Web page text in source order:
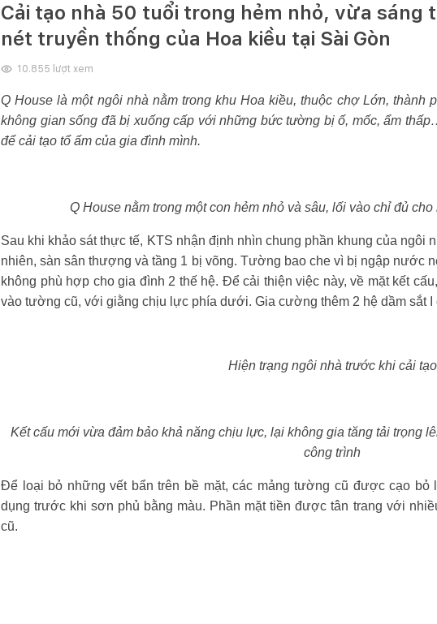
Cải tạo nhà 50 tuổi trong hẻm nhỏ, vừa sáng
nét truyền thống của Hoa kiều tại Sài Gòn
10.855 lượt xem
Q House là một ngôi nhà nằm trong khu Hoa kiều, thuộc chợ Lớn, thành
không gian sống đã bị xuống cấp với những bức tường bị ố, mốc, ẩm
để cải tạo tổ ấm của gia đình mình.
Q House nằm trong một con hẻm nhỏ và sâu, lối vào chỉ đủ
Sau khi khảo sát thực tế, KTS nhận định nhìn chung phần khung của ngôi
nhiên, sàn sân thượng và tầng 1 bị võng. Tường bao che vì bị ngập nước
không phù hợp cho gia đình 2 thế hệ. Để cải thiện việc này, về mặt kết
vào tường cũ, với giằng chịu lực phía dưới. Gia cường thêm 2 hệ dầm sắt I
Hiện trạng ngôi nhà trước khi cải tạo
Kết cấu mới vừa đảm bảo khả năng chịu lực, lại không gia tăng tải trọng
công trình
Để loại bỏ những vết bẩn trên bề mặt, các mảng tường cũ được cạo bỏ
dụng trước khi sơn phủ bằng màu. Phần mặt tiền được tân trang với
cũ.